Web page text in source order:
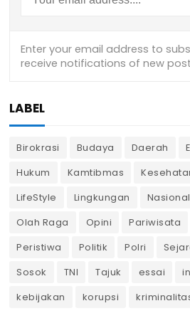
LABEL
Birokrasi Budaya Daerah
Hukum
Kamtibmas
LifeStyle
Lingkungan Nasional
Olah Raga
Opini Pariwisata
Peristiwa
Politik Polri
Sosok
TNI Tajuk essai
kebijakan
korupsi